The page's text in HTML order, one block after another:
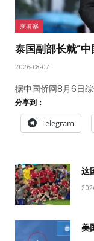
柬埔寨
泰国副部长就“
2026-08-07
据中国侨网8月6日
分享到：
Telegram
这
美